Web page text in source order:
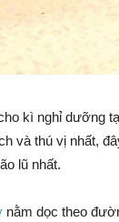
kì nghỉ dưỡng
và thú vị nhất,
lũ nhất.
nằm dọc theo